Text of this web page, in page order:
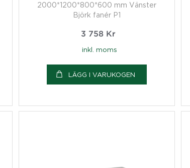
2000*1200*800*600 mm Vänster
Björk fanér P1
3 758 Kr
inkl. moms
LÄGG I VARUKOGEN